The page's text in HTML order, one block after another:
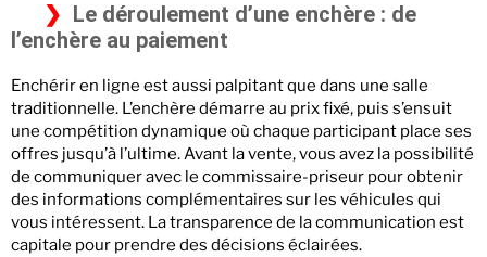
Le déroulement d’une enchère : de
l’enchère au paiement
Enchérir en ligne est aussi palpitant que dans une salle
traditionnelle. L’enchère démarre au prix fixé, puis s’ensuit
une compétition dynamique où chaque participant place ses
offres jusqu’à l’ultime. Avant la vente, vous avez la possibilité
de communiquer avec le commissaire-priseur pour obtenir
des informations complémentaires sur les véhicules qui
vous intéressent. La transparence de la communication est
capitale pour prendre des décisions éclairées.